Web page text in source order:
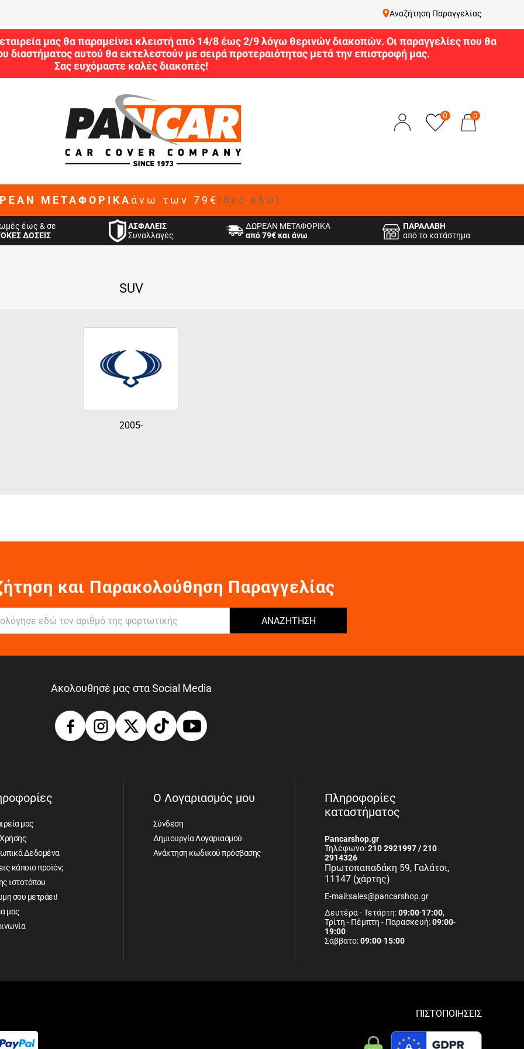
Αναζήτηση Παραγγελίας
μας θα παραμείνει κλειστή από 14/8 έως 2/9 λόγω θερινών διακοπών. Οι παραγγελίες που θα
διαστήματος αυτού θα εκτελεστούν με σειρά προτεραιότητας μετά την επιστροφή μας.
Σας ευχόμαστε καλές διακοπές!
0 0
ΜΕΤΑΦΟΡΙΚΑ άνω των 79€ (δες εδώ)
έως & σε
ΔΟΣΕΙΣ
ΑΣΦΑΛΕΙΣ
Συναλλαγές
ΔΩΡΕΑΝ ΜΕΤΑΦΟΡΙΚΑ
από 79€ και άνω
ΠΑΡΑΛΑΒΗ
από το κατάστημα
SUV
2005-
και Παρακολούθηση Παραγγελίας
ΑΝΑΖΗΤΗΣΗ
Ακολουθησέ μας στα Social Media
μας
Δεδομένα
κάποιο προϊόν;
ιστοτόπου
σου μετράει!
μας
Ο Λογαριασμός μου
Σύνδεση
Δημιουργία Λογαριασμού
Ανάκτηση κωδικού πρόσβασης
Πληροφορίες
καταστήματος
Pancarshop.gr
Τηλέφωνο:210 2921997 / 210
2914326
Πρωτοπαπαδάκη 59, Γαλάτσι,
11147 (χάρτης)
E-mail:sales@pancarshop.gr
Δευτέρα - Τετάρτη:09:00-17:00,
Τρίτη - Πέμπτη - Παρασκευή:09:00-
19:00
Σάββατο:09:00-15:00
ΠΙΣΤΟΠΟΙΗΣΕΙΣ